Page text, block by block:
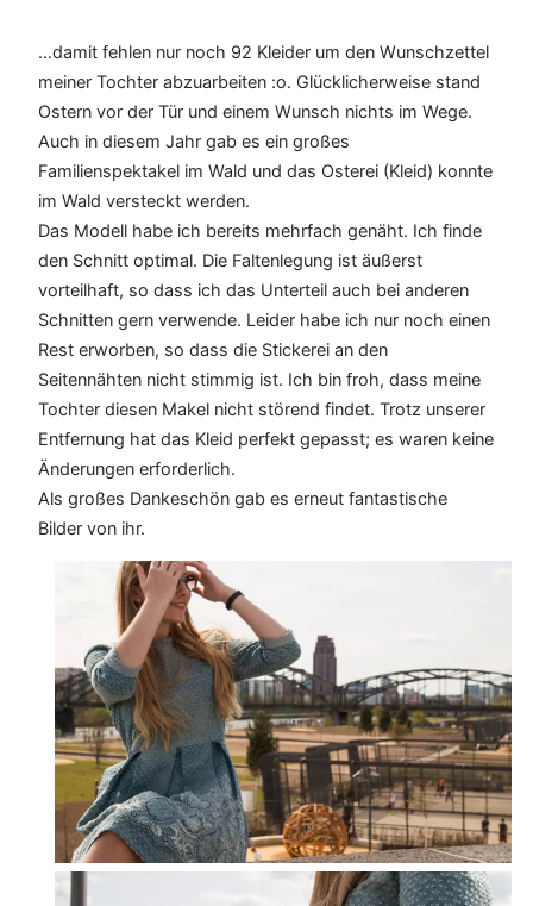
…damit fehlen nur noch 92 Kleider um den Wunschzettel
meiner Tochter abzuarbeiten :o. Glücklicherweise stand
Ostern vor der Tür und einem Wunsch nichts im Wege.
Auch in diesem Jahr gab es ein großes
Familienspektakel im Wald und das Osterei (Kleid) konnte
im Wald versteckt werden.
Das Modell habe ich bereits mehrfach genäht. Ich finde
den Schnitt optimal. Die Faltenlegung ist äußerst
vorteilhaft, so dass ich das Unterteil auch bei anderen
Schnitten gern verwende. Leider habe ich nur noch einen
Rest erworben, so dass die Stickerei an den
Seitennähten nicht stimmig ist. Ich bin froh, dass meine
Tochter diesen Makel nicht störend findet. Trotz unserer
Entfernung hat das Kleid perfekt gepasst; es waren keine
Änderungen erforderlich.
Als großes Dankeschön gab es erneut fantastische
Bilder von ihr.